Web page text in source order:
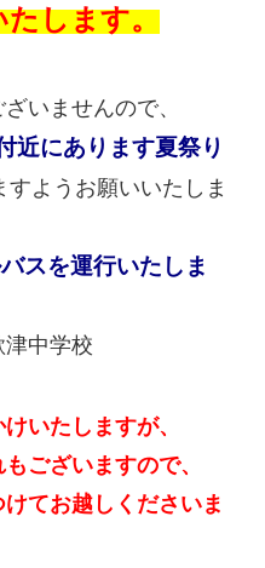
たします。
いませんので、
近にあります夏祭り
ようお願いいたしま
スを運行いたしま
中学校
いたしますが、
ございますので、
てお越しくださいま